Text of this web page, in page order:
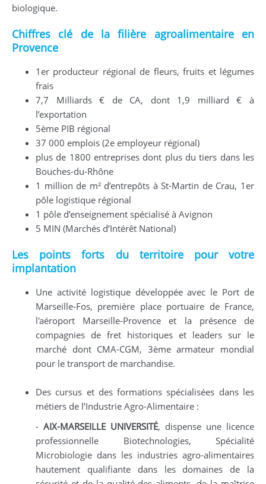
biologique.
Chiffres clé de la filière agroalimentaire en
Provence
1er producteur régional de fleurs, fruits et légumes
frais
7,7 Milliards € de CA, dont 1,9 milliard € à
l’exportation
5ème PIB régional
37 000 emplois (2e employeur régional)
plus de 1800 entreprises dont plus du tiers dans les
Bouches-du-Rhône
1 million de m² d’entrepôts à St-Martin de Crau, 1er
pôle logistique régional
1 pôle d’enseignement spécialisé à Avignon
5 MIN (Marchés d’Intérêt National)
Les points forts du territoire pour votre
implantation
Une activité logistique développée avec le Port de
Marseille-Fos, première place portuaire de France,
l'aéroport Marseille-Provence et la présence de
compagnies de fret historiques et leaders sur le
marché dont CMA-CGM, 3ème armateur mondial
pour le transport de marchandise.
Des cursus et des formations spécialisées dans les
métiers de l’Industrie Agro-Alimentaire :
- AIX-MARSEILLE UNIVERSITÉ, dispense une licence
professionnelle Biotechnologies, Spécialité
Microbiologie dans les industries agro-alimentaires
hautement qualifiante dans les domaines de la